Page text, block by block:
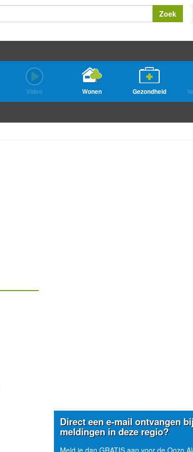
Zoek
Video Wonen Gezondheid
Direct een e-mail ontvangen
meldingen in deze regio?
Meld je dan GRATIS aan voor de Oozo